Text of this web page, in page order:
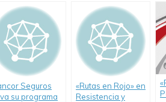
el Grupo
Seguros
su
con la
Vial
Neuquén
Seguros
su programa
«Rutas en Rojo» en
Resistencia y